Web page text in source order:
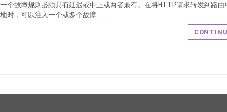
一个故障规则必须具有延迟或中止或两者兼有。在将HTTP请求转发到路由
地时，可以注入一个或多个故障 ……